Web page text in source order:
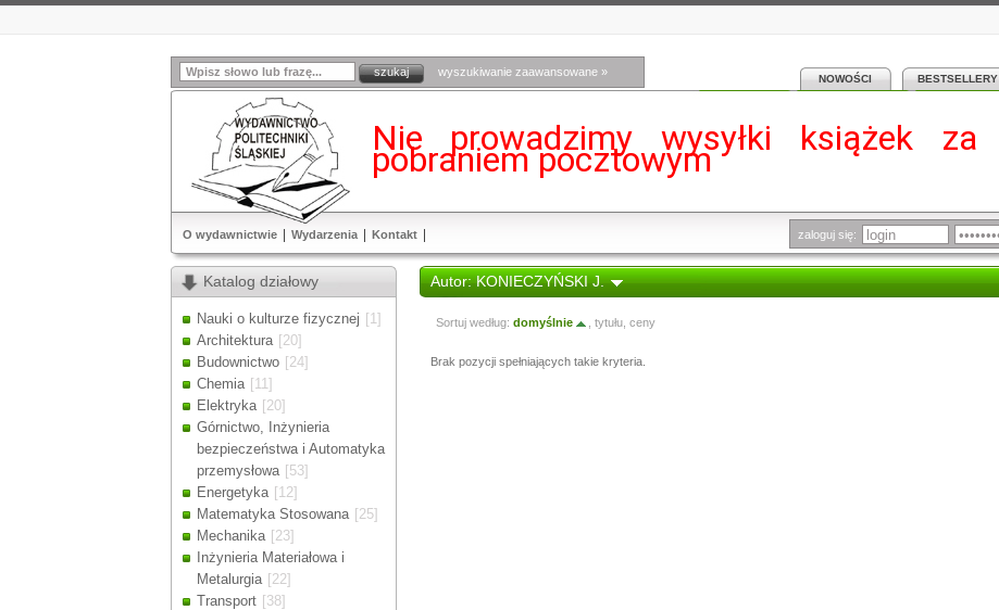
wyszukiwanie zaawansowane »
NOWOŚCI BESTSELLERY
Nie prowadzimy wysyłki książek za
pobraniem pocztowym
Drodzy Klienci!
O wydawnictwie Wydarzenia Kontakt zaloguj się:
Katalog działowy
Nauki o kulturze fizycznej [1]
Architektura [20]
Budownictwo [24]
Chemia [11]
Elektryka [20]
Górnictwo, Inżynieria
bezpieczeństwa i Automatyka
przemysłowa [53]
Energetyka [12]
Matematyka Stosowana [25]
Mechanika [23]
Inżynieria Materiałowa i
Metalurgia [22]
Transport [38]
Autor: KONIECZYŃSKI J.
Sortuj według: domyślnie tytułu, ceny
Brak pozycji spełniających takie kryteria.